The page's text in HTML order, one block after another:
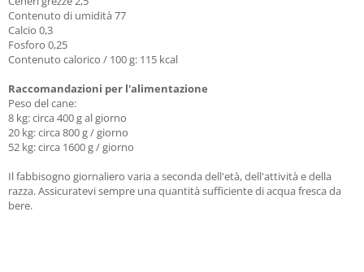
Contenuto di umidità 77
Calcio 0,3
Fosforo 0,25
Contenuto calorico / 100 g: 115 kcal
Raccomandazioni per l'alimentazione
Peso del cane:
8 kg: circa 400 g al giorno
20 kg: circa 800 g / giorno
52 kg: circa 1600 g / giorno
Il fabbisogno giornaliero varia a seconda dell'età, dell'attività e della
razza. Assicuratevi sempre una quantità sufficiente di acqua fresca da
bere.